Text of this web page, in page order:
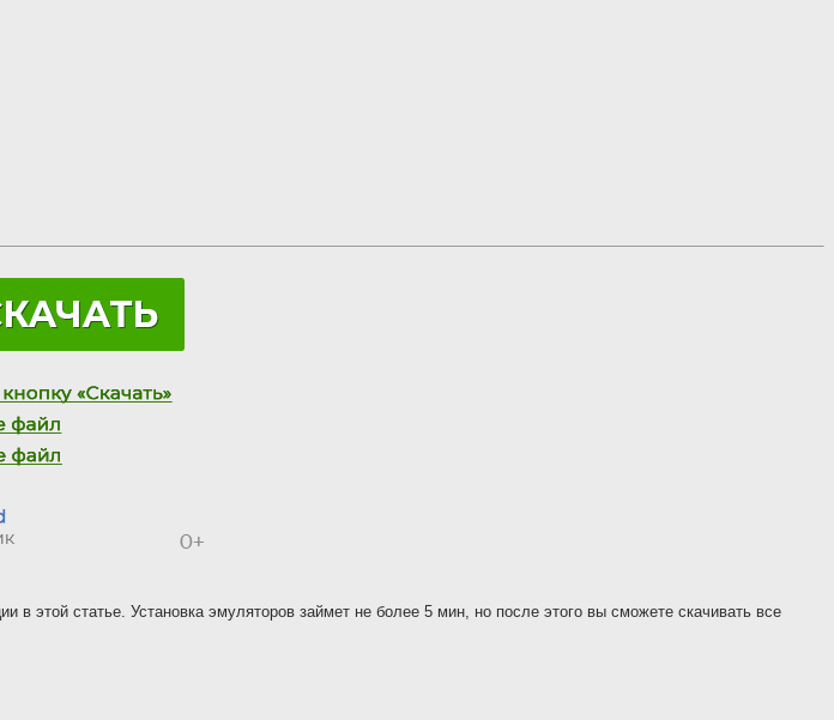
этой статье. Установка эмуляторов займет не более 5 мин, но после этого вы сможете скачивать все